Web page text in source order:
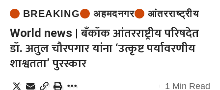
BREAKING अहमदनगर आंतरराष्ट्रीय
World news | बँकॉक आंतरराष्ट्रीय परिषदेत
डॉ. अतुल चौरपगार यांना ‘उत्कृष्ट पर्यावरणीय
शाश्वतता’ पुरस्कार
1 Min Read